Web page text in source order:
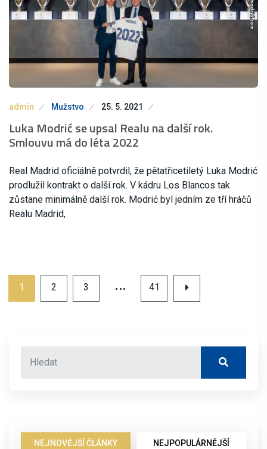
admin Mužstvo 25. 5. 2021
Luka Modrić se upsal Realu na další rok.
Smlouvu má do léta 2022
Real Madrid oficiálně potvrdil, že pětatřicetiletý Luka Modrić
prodlužil kontrakt o další rok. V kádru Los Blancos tak
zůstane minimálně další rok. Modrić byl jedním ze tří hráčů
Realu Madrid,
1 2 3 … 41
NEJNOVĚJŠÍ ČLÁNKY NEJPOPULÁRNĚJŠÍ